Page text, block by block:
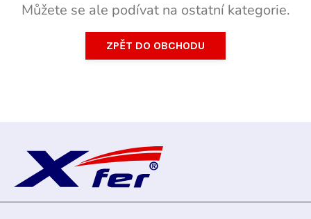
Můžete se ale podívat na ostatní kategorie.
ZPĚT DO OBCHODU
p